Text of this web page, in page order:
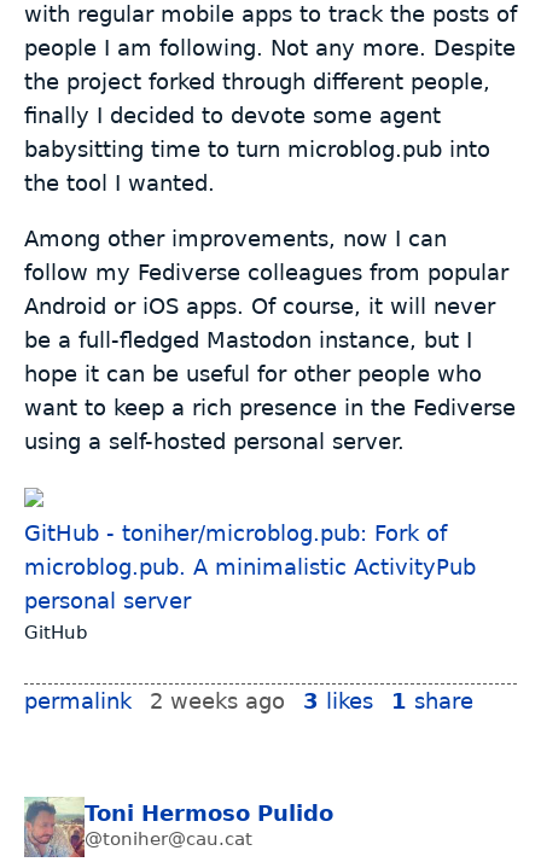
with regular mobile apps to track the posts of
people I am following. Not any more. Despite
the project forked through different people,
finally I decided to devote some agent
babysitting time to turn microblog.pub into
the tool I wanted.
Among other improvements, now I can
follow my Fediverse colleagues from popular
Android or iOS apps. Of course, it will never
be a full-fledged Mastodon instance, but I
hope it can be useful for other people who
want to keep a rich presence in the Fediverse
using a self-hosted personal server.
GitHub - toniher/microblog.pub: Fork of
microblog.pub. A minimalistic ActivityPub
personal server
GitHub
permalink 2 weeks ago 3 likes 1 share
Toni Hermoso Pulido
@toniher@cau.cat